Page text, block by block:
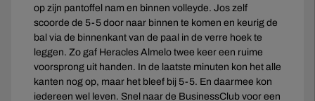
op zijn pantoffel nam en binnen volleyde. Jos zelf
scoorde de 5-5 door naar binnen te komen en keurig de
bal via de binnenkant van de paal in de verre hoek te
leggen. Zo gaf Heracles Almelo twee keer een ruime
voorsprong uit handen. In de laatste minuten kon het alle
kanten nog op, maar het bleef bij 5-5. En daarmee kon
iedereen wel leven. Snel naar de BusinessClub voor een